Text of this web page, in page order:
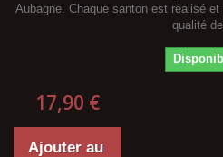
Aubagne. Chaque santon est réalisé
qualité
17,90 €
Ajouter au